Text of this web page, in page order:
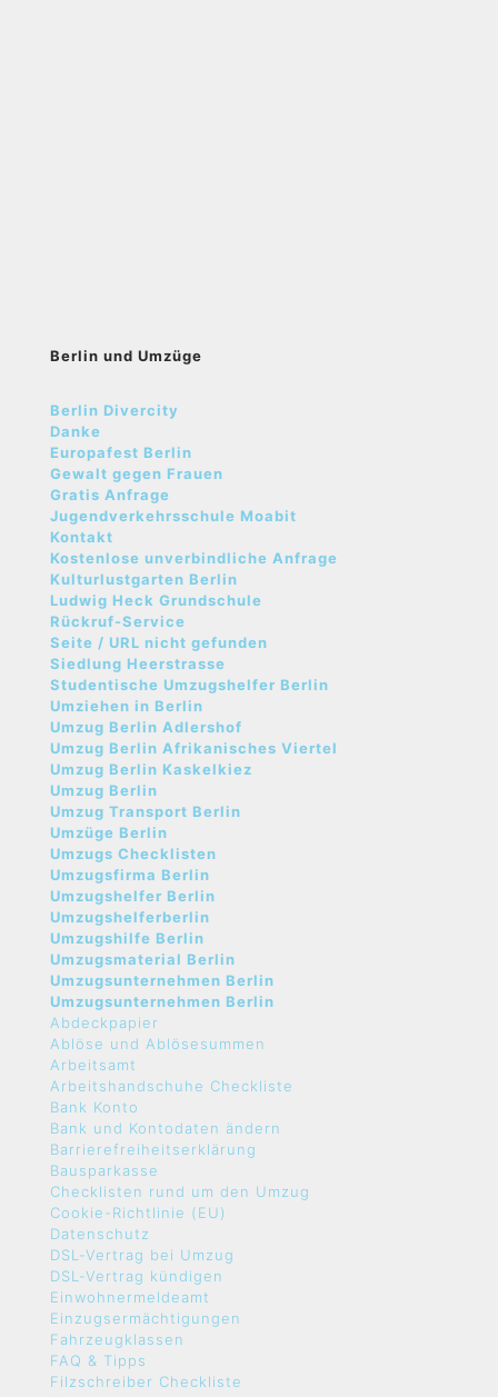
Berlin und Umzüge
Berlin Divercity
Danke
Europafest Berlin
Gewalt gegen Frauen
Gratis Anfrage
Jugendverkehrsschule Moabit
Kontakt
Kostenlose unverbindliche Anfrage
Kulturlustgarten Berlin
Ludwig Heck Grundschule
Rückruf-Service
Seite / URL nicht gefunden
Siedlung Heerstrasse
Studentische Umzugshelfer Berlin
Umziehen in Berlin
Umzug Berlin Adlershof
Umzug Berlin Afrikanisches Viertel
Umzug Berlin Kaskelkiez
Umzug Berlin
Umzug Transport Berlin
Umzüge Berlin
Umzugs Checklisten
Umzugsfirma Berlin
Umzugshelfer Berlin
Umzugshelferberlin
Umzugshilfe Berlin
Umzugsmaterial Berlin
Umzugsunternehmen Berlin
Umzugsunternehmen Berlin
Abdeckpapier
Ablöse und Ablösesummen
Arbeitsamt
Arbeitshandschuhe Checkliste
Bank Konto
Bank und Kontodaten ändern
Barrierefreiheitserklärung
Bausparkasse
Checklisten rund um den Umzug
Cookie-Richtlinie (EU)
Datenschutz
DSL-Vertrag bei Umzug
DSL-Vertrag kündigen
Einwohnermeldeamt
Einzugsermächtigungen
Fahrzeugklassen
FAQ & Tipps
Filzschreiber Checkliste